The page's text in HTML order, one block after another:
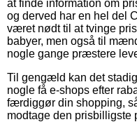
at finde information om
og derved har en hel del
været nødt til at tvinge
babyer, men også til
nogle gange præstere
Til gengæld kan det
nogle få e-shops efter
færdiggør din shopping,
modtage den prisbilligste